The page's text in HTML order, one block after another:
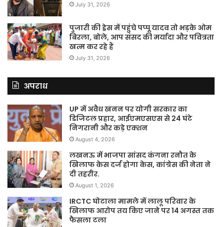
July 31, 2026
पुजारी की ड्रेस में पहुंचे पप्पू यादव तो भड़के ओम
बिरला, बोले, आप संसद की मर्यादा और पवित्रता
खत्म कर रहे हैं
July 31, 2026
अपराध
UP में अवैध खनन पर योगी सरकार का
डिजिटल प्रहार, आईएमएसएस से 24 घंटे
निगरानी और कड़े एक्शन
August 4, 2026
लखनऊ में भाजपा सांसद कंगना रनौत के
खिलाफ केस दर्ज होगा केस, कांग्रेस की नेता ने
दी तहरीर.
August 1, 2026
IRCTC घोटाला मामले में लालू परिवार के
खिलाफ आरोप तय किए जाने पर 14 अगस्त तक
फैसला टला